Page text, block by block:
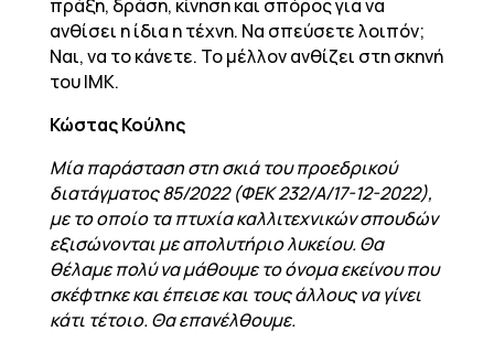
πράξη, δράση, κίνηση και σπόρος για να
ανθίσει η ίδια η τέχνη. Να σπεύσετε λοιπόν;
Ναι, να το κάνετε. Το μέλλον ανθίζει στη σκηνή
του ΙΜΚ.
Κώστας Κούλης
Μία παράσταση στη σκιά του προεδρικού
διατάγματος 85/2022 (ΦΕΚ 232/Α/17-12-2022),
με το οποίο τα πτυχία καλλιτεχνικών σπουδών
εξισώνονται με απολυτήριο λυκείου. Θα
θέλαμε πολύ να μάθουμε το όνομα εκείνου που
σκέφτηκε και έπεισε και τους άλλους να γίνει
κάτι τέτοιο. Θα επανέλθουμε.